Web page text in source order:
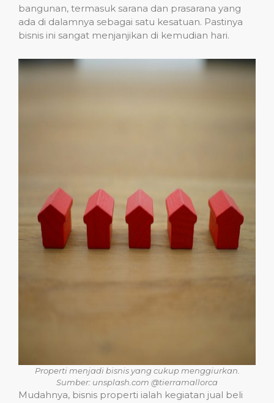
bangunan, termasuk sarana dan prasarana yang
ada di dalamnya sebagai satu kesatuan. Pastinya
bisnis ini sangat menjanjikan di kemudian hari.
Properti menjadi bisnis yang cukup menggiurkan.
Sumber: unsplash.com @tierramallorca
Mudahnya, bisnis properti ialah kegiatan jual beli